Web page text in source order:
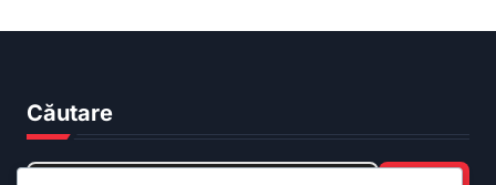
Căutare
Search